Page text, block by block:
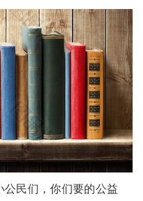
公民们，你们要的公益